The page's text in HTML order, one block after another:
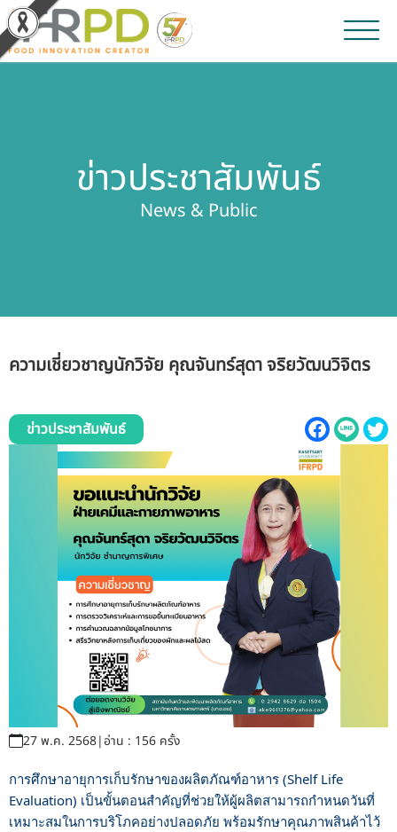
ผลิตภัณฑ์และจำหน่าย
เกี่ยวกับสถาบัน
บุคลากรสถาบัน
ระบบสารสนเทศ (ใน)
ติดต่อเรา
สายตรงผู้บริหาร
ข่าวประชาสัมพันธ์
News & Public
ความเชี่ยวชาญนักวิจัย คุณจันทร์สุดา จริยวัฒนวิจิตร
ข่าวประชาสัมพันธ์
27 พ.ค. 2568|อ่าน : 156 ครั้ง
การศึกษาอายุการเก็บรักษาของผลิตภัณฑ์อาหาร (Shelf Life
Evaluation) เป็นขั้นตอนสำคัญที่ช่วยให้ผู้ผลิตสามารถกำหนดวันที่
เหมาะสมในการบริโภคอย่างปลอดภัย พร้อมรักษาคุณภาพสินค้าไว้